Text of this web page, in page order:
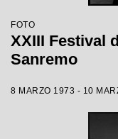
FOTO
XXIII Festival
Sanremo
8 MARZO 1973 - 10